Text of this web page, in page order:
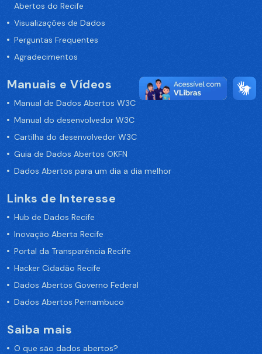
Abertos do Recife
Visualizações de Dados
Perguntas Frequentes
Agradecimentos
Manuais e Vídeos
Manual de Dados Abertos W3C
Manual do desenvolvedor W3C
Cartilha do desenvolvedor W3C
Guia de Dados Abertos OKFN
Dados Abertos para um dia a dia melhor
Links de Interesse
Hub de Dados Recife
Inovação Aberta Recife
Portal da Transparência Recife
Hacker Cidadão Recife
Dados Abertos Governo Federal
Dados Abertos Pernambuco
Saiba mais
O que são dados abertos?